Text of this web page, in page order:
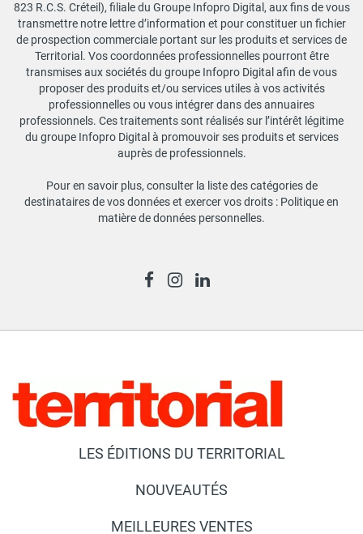
823 R.C.S. Créteil), filiale du Groupe Infopro Digital, aux fins de vous
transmettre notre lettre d’information et pour constituer un fichier
de prospection commerciale portant sur les produits et services de
Territorial. Vos coordonnées professionnelles pourront être
transmises aux sociétés du groupe Infopro Digital afin de vous
proposer des produits et/ou services utiles à vos activités
professionnelles ou vous intégrer dans des annuaires
professionnels. Ces traitements sont réalisés sur l’intérêt légitime
du groupe Infopro Digital à promouvoir ses produits et services
auprès de professionnels.
Pour en savoir plus, consulter la liste des catégories de
destinataires de vos données et exercer vos droits : Politique en
matière de données personnelles.
LES ÉDITIONS DU TERRITORIAL
NOUVEAUTÉS
MEILLEURES VENTES